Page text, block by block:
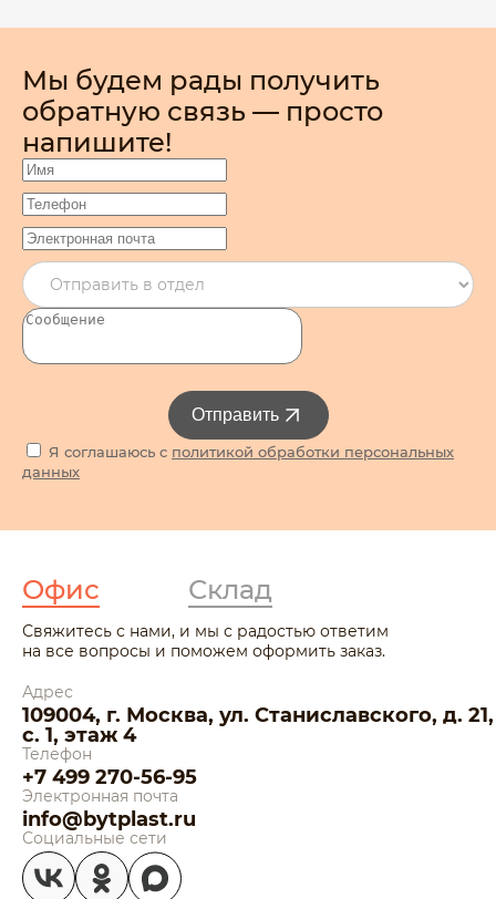
Мы будем рады получить
обратную связь — просто
напишите!
Я соглашаюсь с политикой обработки персональных
данных
Отправить
Офис Склад
Свяжитесь с нами, и мы с радостью ответим
на все вопросы и поможем оформить заказ.
Адрес
109004, г. Москва, ул. Станиславского, д. 21,
с. 1, этаж 4
Телефон
+7 499 270-56-95
Электронная почта
info@bytplast.ru
Социальные сети